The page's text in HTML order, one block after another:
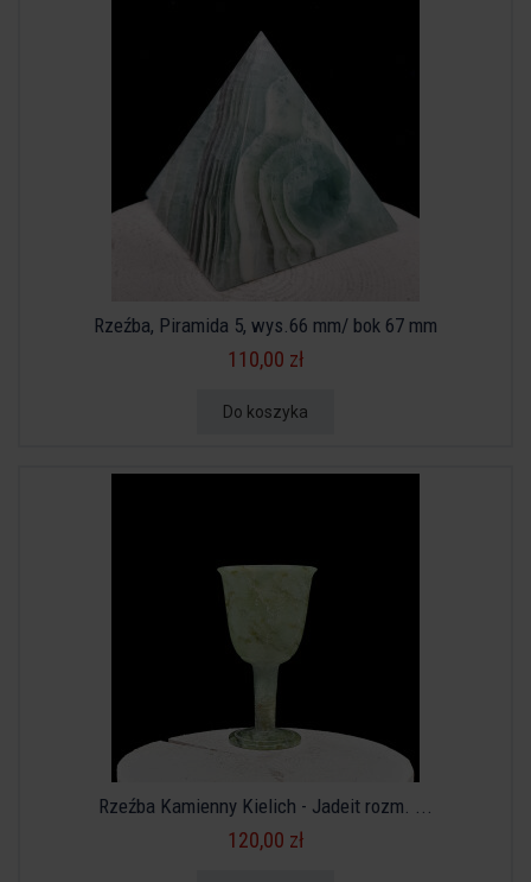
Rzeźba, Piramida 5, wys.66 mm/ bok 67 mm
110,00 zł
Do koszyka
Rzeźba Kamienny Kielich - Jadeit rozm. ...
120,00 zł